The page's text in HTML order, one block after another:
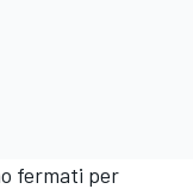
fermati per